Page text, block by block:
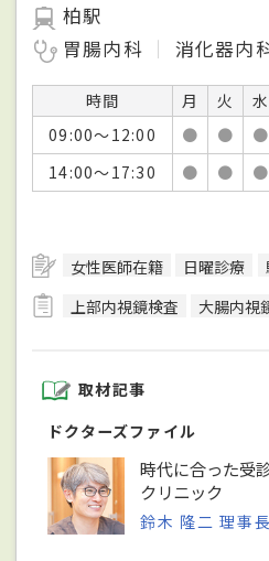
柏駅
胃腸内科
消化器内
時間 月 火 水
09:00～12:00
● ● ●
14:00～17:30
● ● ●
女性医師在籍 日曜診療
上部内視鏡検査
大腸内視
取材記事
ドクターズファイル
時代に合った受
クリニック
鈴木 隆二 理事長